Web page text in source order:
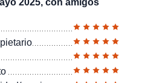
2025, con amigos